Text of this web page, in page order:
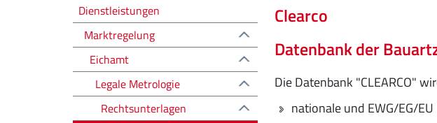
Clearco
Datenbank der
Die Datenbank "CLEARCO"
nationale und EWG/EG/
Regolazione del mercato
Dienstleistungen
Marktregelung
Eichamt
Legale Metrologie
Rechtsunterlagen